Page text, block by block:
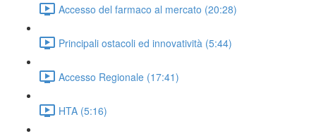
Accesso del farmaco al mercato (20:28)
Principali ostacoli ed innovatività (5:44)
Accesso Regionale (17:41)
HTA (5:16)